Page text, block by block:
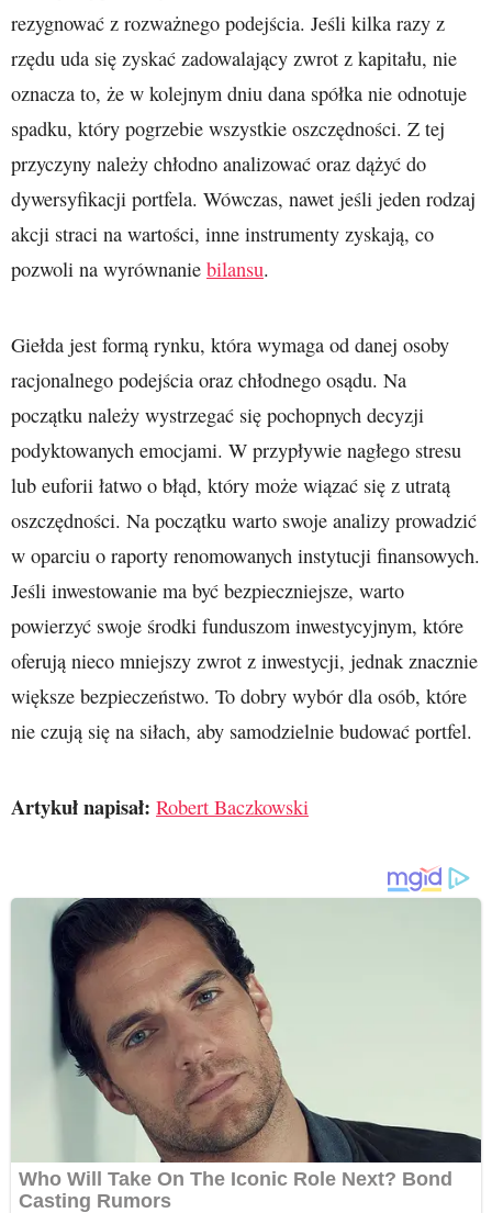
rezygnować z rozważnego podejścia. Jeśli kilka razy z
rzędu uda się zyskać zadowalający zwrot z kapitału, nie
oznacza to, że w kolejnym dniu dana spółka nie odnotuje
spadku, który pogrzebie wszystkie oszczędności. Z tej
przyczyny należy chłodno analizować oraz dążyć do
dywersyfikacji portfela. Wówczas, nawet jeśli jeden rodzaj
akcji straci na wartości, inne instrumenty zyskają, co
pozwoli na wyrównanie bilansu.
Giełda jest formą rynku, która wymaga od danej osoby
racjonalnego podejścia oraz chłodnego osądu. Na
początku należy wystrzegać się pochopnych decyzji
podyktowanych emocjami. W przypływie nagłego stresu
lub euforii łatwo o błąd, który może wiązać się z utratą
oszczędności. Na początku warto swoje analizy prowadzić
w oparciu o raporty renomowanych instytucji finansowych.
Jeśli inwestowanie ma być bezpieczniejsze, warto
powierzyć swoje środki funduszom inwestycyjnym, które
oferują nieco mniejszy zwrot z inwestycji, jednak znacznie
większe bezpieczeństwo. To dobry wybór dla osób, które
nie czują się na siłach, aby samodzielnie budować portfel.
Artykuł napisał: Robert Baczkowski